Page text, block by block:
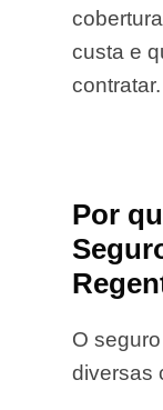
custa e
contratar.
Por
O
diversas